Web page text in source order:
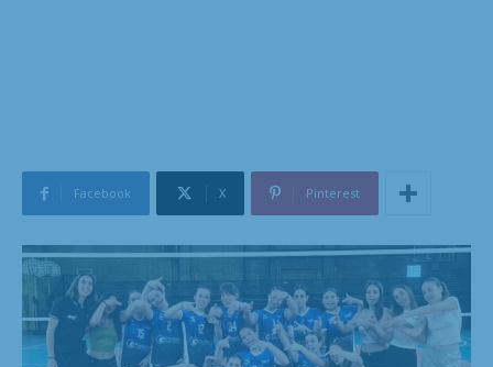
Facebook X Pinterest